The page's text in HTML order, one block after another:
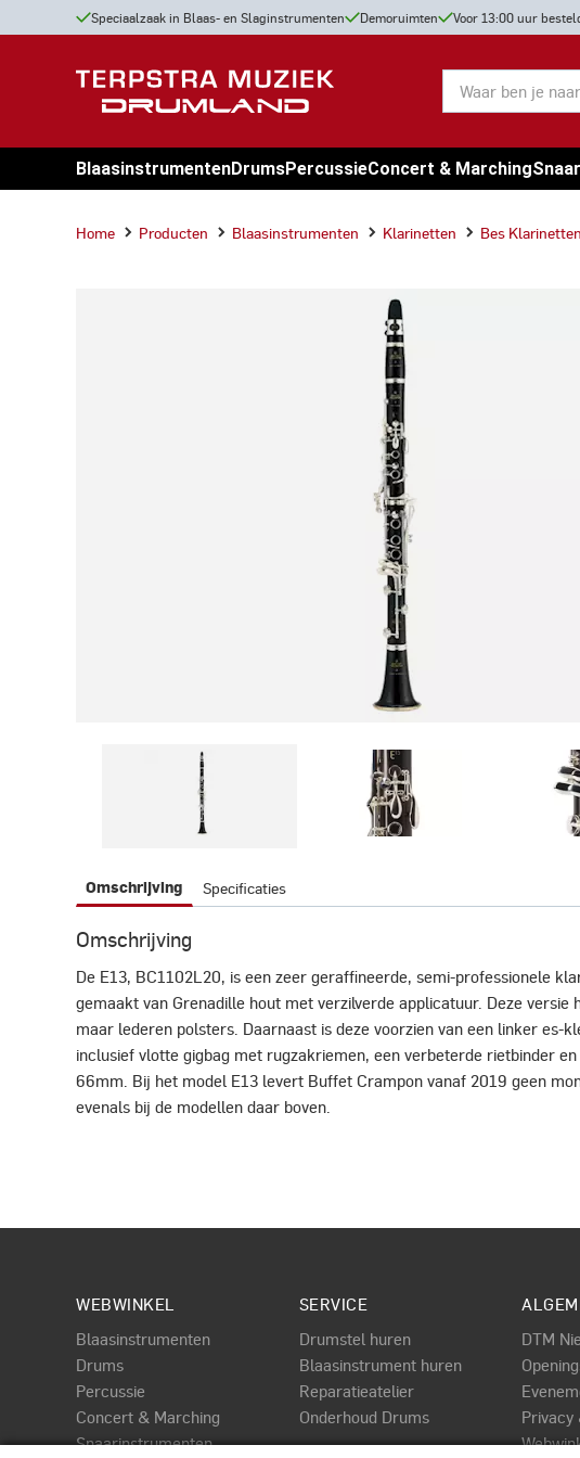
Speciaalzaak in Blaas- en Slaginstrumenten Demoruimten Voor 13:00 uur
BlaasinstrumentenDrumsPercussieConcert & Marching
Home Producten Blaasinstrumenten Klarinetten Bes Klarinetten
Omschrijving Specificaties
Omschrijving
De E13, BC1102L20, is een zeer geraffineerde, semi-professionele
gemaakt van Grenadille hout met verzilverde applicatuur. Deze versie
maar lederen polsters. Daarnaast is deze voorzien van een linker es-
inclusief vlotte gigbag met rugzakriemen, een verbeterde rietbinder
66mm. Bij het model E13 levert Buffet Crampon vanaf 2019 geen
evenals bij de modellen daar boven.
WEBWINKEL
Blaasinstrumenten
Drums
Percussie
Concert & Marching
Snaarinstrumenten
SERVICE
Drumstel huren
Blaasinstrument huren
Reparatieatelier
Onderhoud Drums
PAGINA
DTM
Privacy